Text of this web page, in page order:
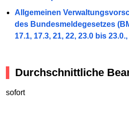
Allgemeinen
des Bundesmeldegesetzes
17.1, 17.3, 21, 22, 23.0 bis 23.0.,
Durchschnittliche
sofort